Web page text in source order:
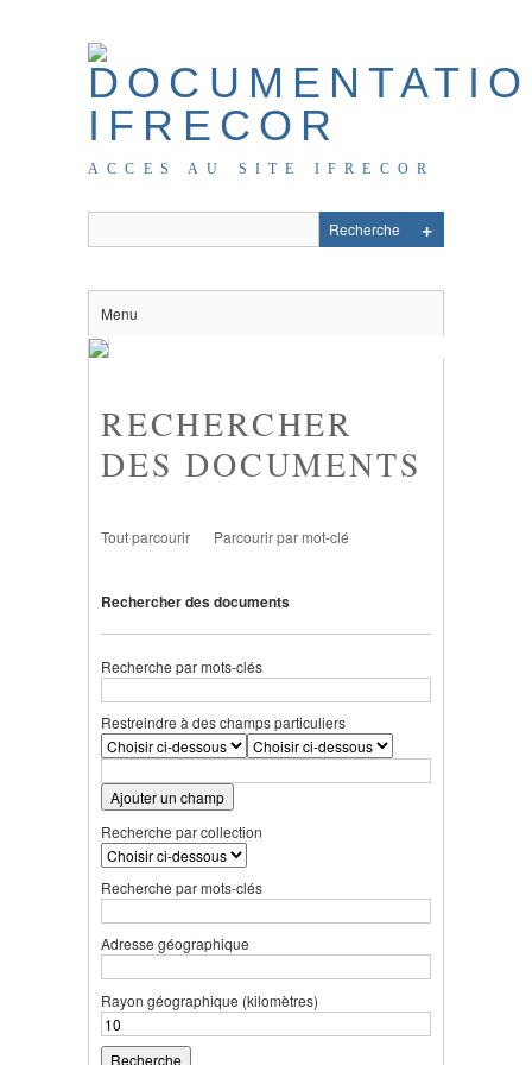
ACCES AU SITE IFRECOR
Menu
RECHERCHER
DES DOCUMENTS
Tout parcourir Parcourir par mot-clé
Rechercher des documents
Recherche par mots-clés
Restreindre à des champs particuliers
Ajouter un champ
Recherche par collection
Recherche par mots-clés
Adresse géographique
Rayon géographique (kilomètres)